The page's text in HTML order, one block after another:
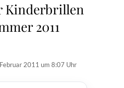
Kinderbrillen
2011
2011 um 8:07 Uhr